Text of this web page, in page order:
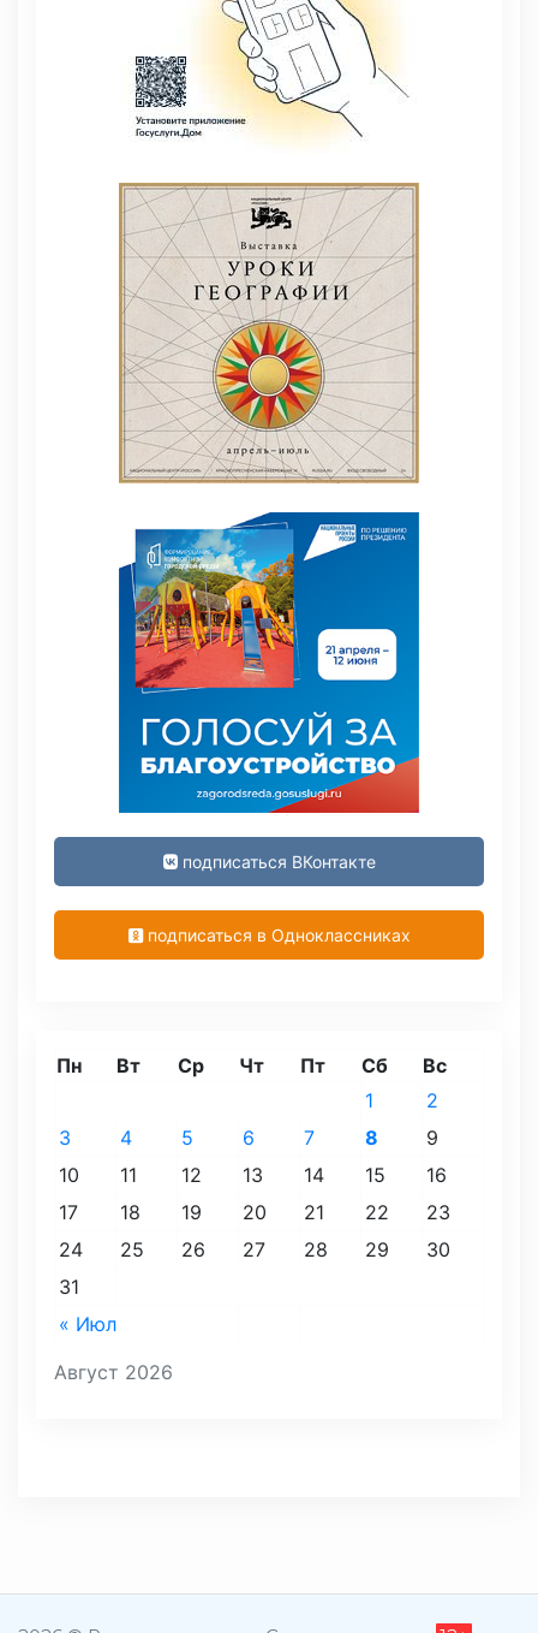
подписаться ВКонтакте
подписаться в Одноклассниках
Август 2026
Пн Вт Ср Чт Пт Сб Вс
« Июл
1
2
3
4 5 6 7 8
9
10
11 12 13 14 15
16
17
18 19 20 21 22
23
24
25 26 27 28 29
30
31